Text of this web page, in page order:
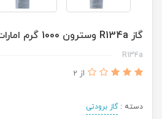
گاز R134a وسترون 1000 گرم امارات
R134a
از 2
دسته :گاز برودتی